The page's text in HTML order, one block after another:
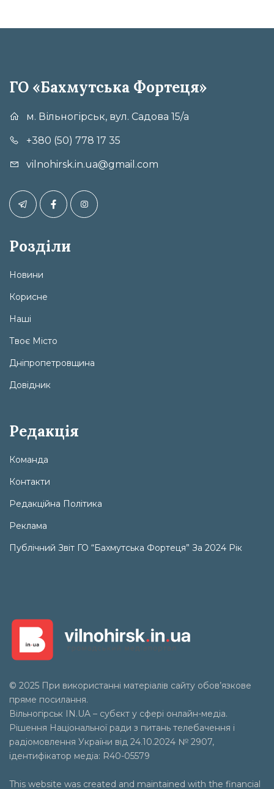
ГО «Бахмутська Фортеця»
м. Вільногірськ, вул. Садова 15/а
+380 (50) 778 17 35
vilnohirsk.in.ua@gmail.com
Розділи
Новини
Корисне
Наші
Твоє Місто
Дніпропетровщина
Довідник
Редакція
Команда
Контакти
Редакційна Політика
Реклама
Публічний Звіт ГО “Бахмутська Фортеця” За 2024 Рік
© 2025 При використанні матеріалів сайту обов’язкове
пряме посилання.
Вільногірськ
IN.UA – субєкт у сфері онлайн-медіа.
Рішення Національної ради з питань телебачення і
радіомовлення України від 24.10.2024 № 2907,
ідентифікатор медіа: R40-05579
This website was created and maintained with the financial